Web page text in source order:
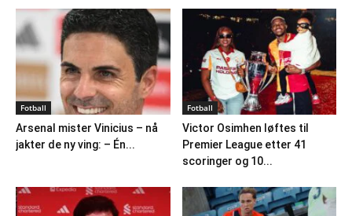
Fotball
Arsenal mister Vinicius – nå
jakter de ny ving: – Én...
Fotball
Victor Osimhen løftes til
Premier League etter 41
scoringer og 10...